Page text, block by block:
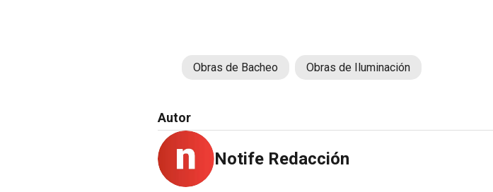
Obras de Bacheo Obras de Iluminación
Autor
Notife Redacción